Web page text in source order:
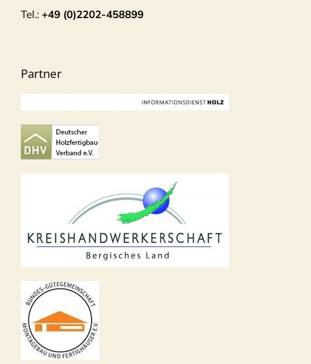
Tel.: +49 (0)2202-458899
Partner